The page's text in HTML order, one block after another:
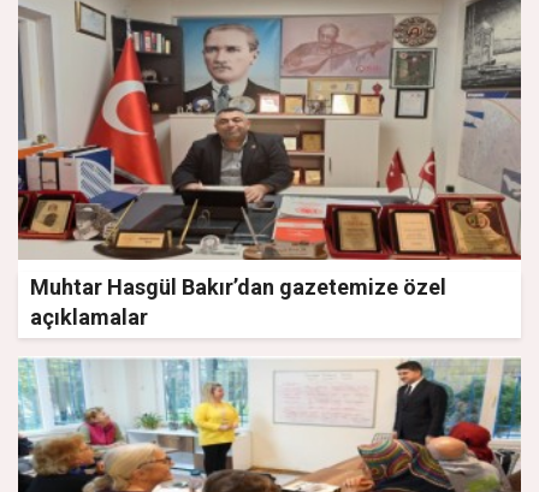
Muhtar Hasgül Bakır’dan gazetemize özel
açıklamalar